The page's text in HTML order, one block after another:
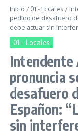
Inicio / 01 - Locales /
pedido de desafuero
debe actuar sin
01 - Locales
Intendente
pronuncia
desafuero
Españon:
sin